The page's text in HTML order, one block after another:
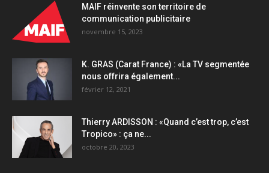
quantity
MAIF réinvente son territoire de
communication publicitaire
novembre 15, 2023
K. GRAS (Carat France) : «La TV segmentée
nous offrira également...
février 12, 2021
Thierry ARDISSON : «Quand c’est trop, c’est
Tropico» : ça ne...
octobre 20, 2023